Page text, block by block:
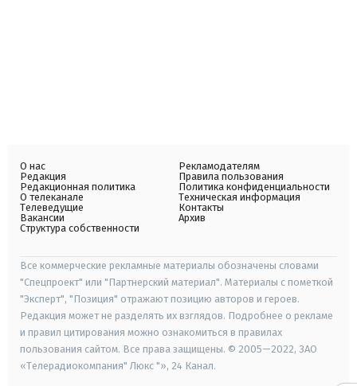
О нас
Редакция
Редакционная политика
О телеканале
Телеведущие
Вакансии
Структура собственности
Рекламодателям
Правила пользования
Политика конфиденциальности
Техническая информация
Контакты
Архив
Все коммерческие рекламные материалы обозначены словами
"Спецпроект" или "Партнерский материал". Материалы с пометкой
"Эксперт", "Позиция" отражают позицию авторов и героев.
Редакция может не разделять их взглядов. Подробнее о рекламе
и правил цитирования можно ознакомиться в правилах
пользования сайтом. Все права защищены. © 2005—2022, ЗАО
«Телерадиокомпания" Люкс "», 24 Канал.